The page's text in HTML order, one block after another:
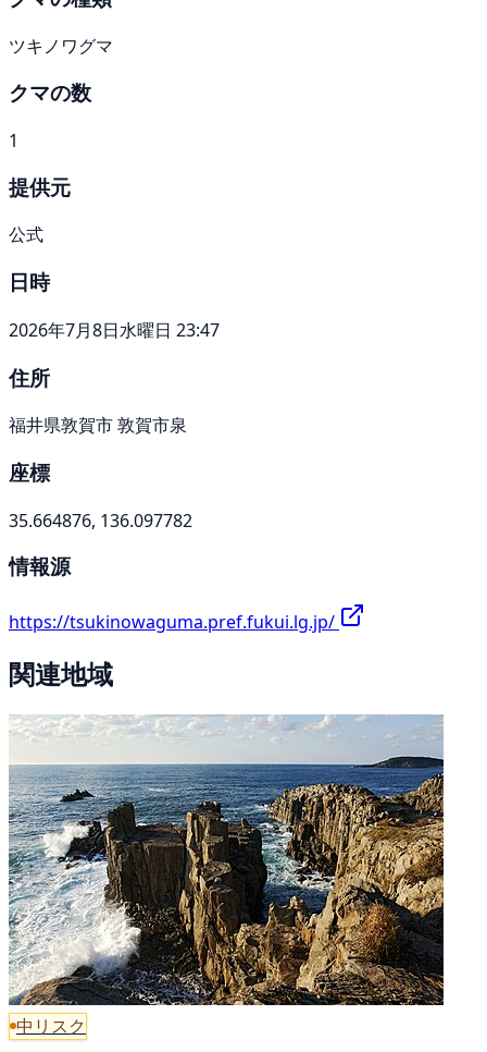
ツキノワグマ
クマの数
1
提供元
公式
日時
2026年7月8日水曜日 23:47
住所
福井県敦賀市 敦賀市泉
座標
35.664876, 136.097782
情報源
https://tsukinowaguma.pref.fukui.lg.jp/
関連地域
中リスク